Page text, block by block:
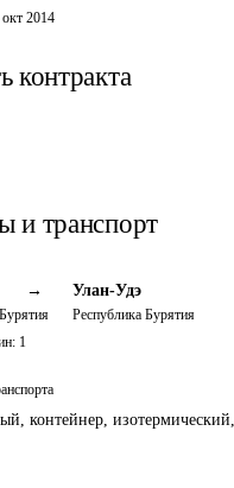
2014
контракта
и транспорт
→ Улан-Удэ
Республика Бурятия
1
контейнер,